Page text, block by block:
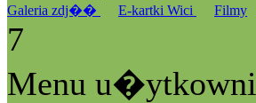
Galeria zdj�� E-kartki Wici Filmy
7
Menu